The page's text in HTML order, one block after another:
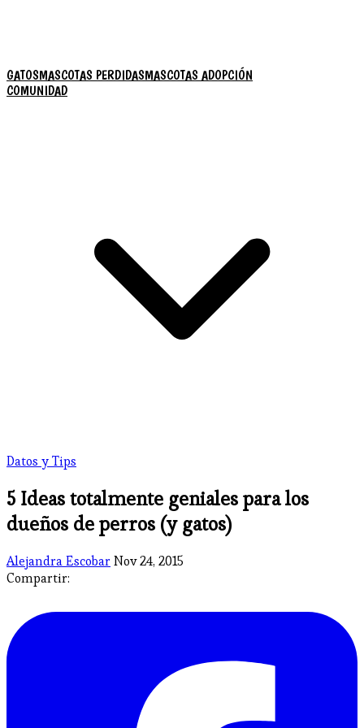
GATOSMASCOTAS PERDIDASMASCOTAS ADOPCIÓN
COMUNIDAD
Datos y Tips
​5 Ideas totalmente geniales para los
dueños de perros (y gatos)
Alejandra EscobarNov 24, 2015
Compartir: